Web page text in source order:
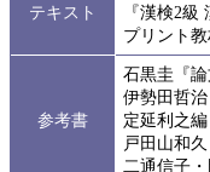
テキスト
『漢検2
プリント
参考書
石黒圭『
伊勢田哲
定延利之
戸田山和
二通信子